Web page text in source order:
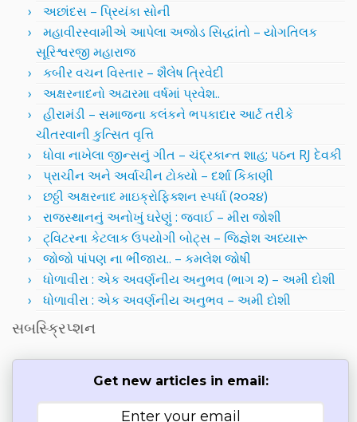
અછાંદસ – પ્રિયંકા સોની
મહાવીરસ્વામીએ આપેલા અજોડ સિદ્ધાંતો – યોગતિલક
સૂરિશ્વરજી મહારાજ
કબીર વચન વિસ્તાર – શૈલેષ ત્રિવેદી
અક્ષરનાદનો અઢારમા વર્ષમાં પ્રવેશ..
હીરામંડી – સમાજના કલંકને ભપકાદાર આર્ટ તરીકે
ચીતરવાની કુત્સિત વૃત્તિ
ધોવા નાખેલા જીન્સનું ગીત – ચંદ્રકાન્ત શાહ; પઠન RJ દેવકી
પ્રાચીન અને અર્વાચીન ટોક્યો – દર્શા કિકાણી
છઠ્ઠી અક્ષરનાદ માઇક્રોફિક્શન સ્પર્ધા (૨૦૨૪)
રાજસ્થાનનું અનોખું ઘરેણું : જવાઈ – મીરા જોશી
ટ્વિટરના કેટલાક ઉપયોગી બોટ્સ – જિજ્ઞેશ અધ્યારૂ
જોજો પાંપણ ના ભીંજાય.. – કમલેશ જોષી
ધોળાવીરા : એક અવર્ણનીય અનુભવ (ભાગ ૨) – અમી દોશી
ધોળાવીરા : એક અવર્ણનીય અનુભવ – અમી દોશી
સબસ્ક્રિપ્શન
Get new articles in email: